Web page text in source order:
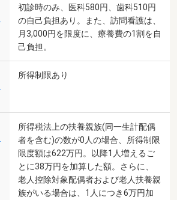
初診時のみ、医科580円、歯科510円
の自己負担あり。また、訪問看護は、
月3,000円を限度に、療養費の1割を自
己負担。
所得制限あり
所得税法上の扶養親族(同一生計配偶
者を含む)の数が0人の場合、所得制限
限度額は622万円。以降1人増えるご
とに38万円を加算した額。さらに、
老人控除対象配偶者および老人扶養親
族がいる場合は、1人につき6万円加